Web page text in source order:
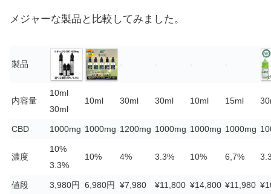
メジャーな製品と比較してみました。
製品
内容量
10ml
30ml
10ml 30ml 30ml 10ml 15ml
CBD 1000mg 1000mg 1200mg 1000mg 1000mg 1000mg
濃度
10%
3.3%
10% 4% 3.3% 10% 6,7%
値段 3,980円 6,980円 ¥7,980 ¥11,800 ¥14,800 ¥11,980